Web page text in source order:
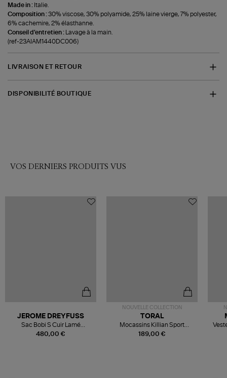
Made in : Italie.
Composition :30% viscose, 30% polyamide, 25% laine vierge, 7% polyester,
6% cachemire, 2% élasthanne.
Conseil d'entretien :
Lavage à la main.
(ref-23AIAM1440DC006)
LIVRAISON ET RETOUR
DISPONIBILITÉ BOUTIQUE
VOS DERNIERS PRODUITS VUS
480,00 €
JEROME DREYFUSS
Sac Bobi S Cuir Lamé
Champagne
NOUVELLE COLLECTION
189,00 €
TORAL
Mocassins Killian Sport
Mousse